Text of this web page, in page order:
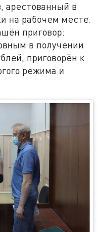
арестованный в
на рабочем месте.
приговор:
в получении
приговорён к
режима и